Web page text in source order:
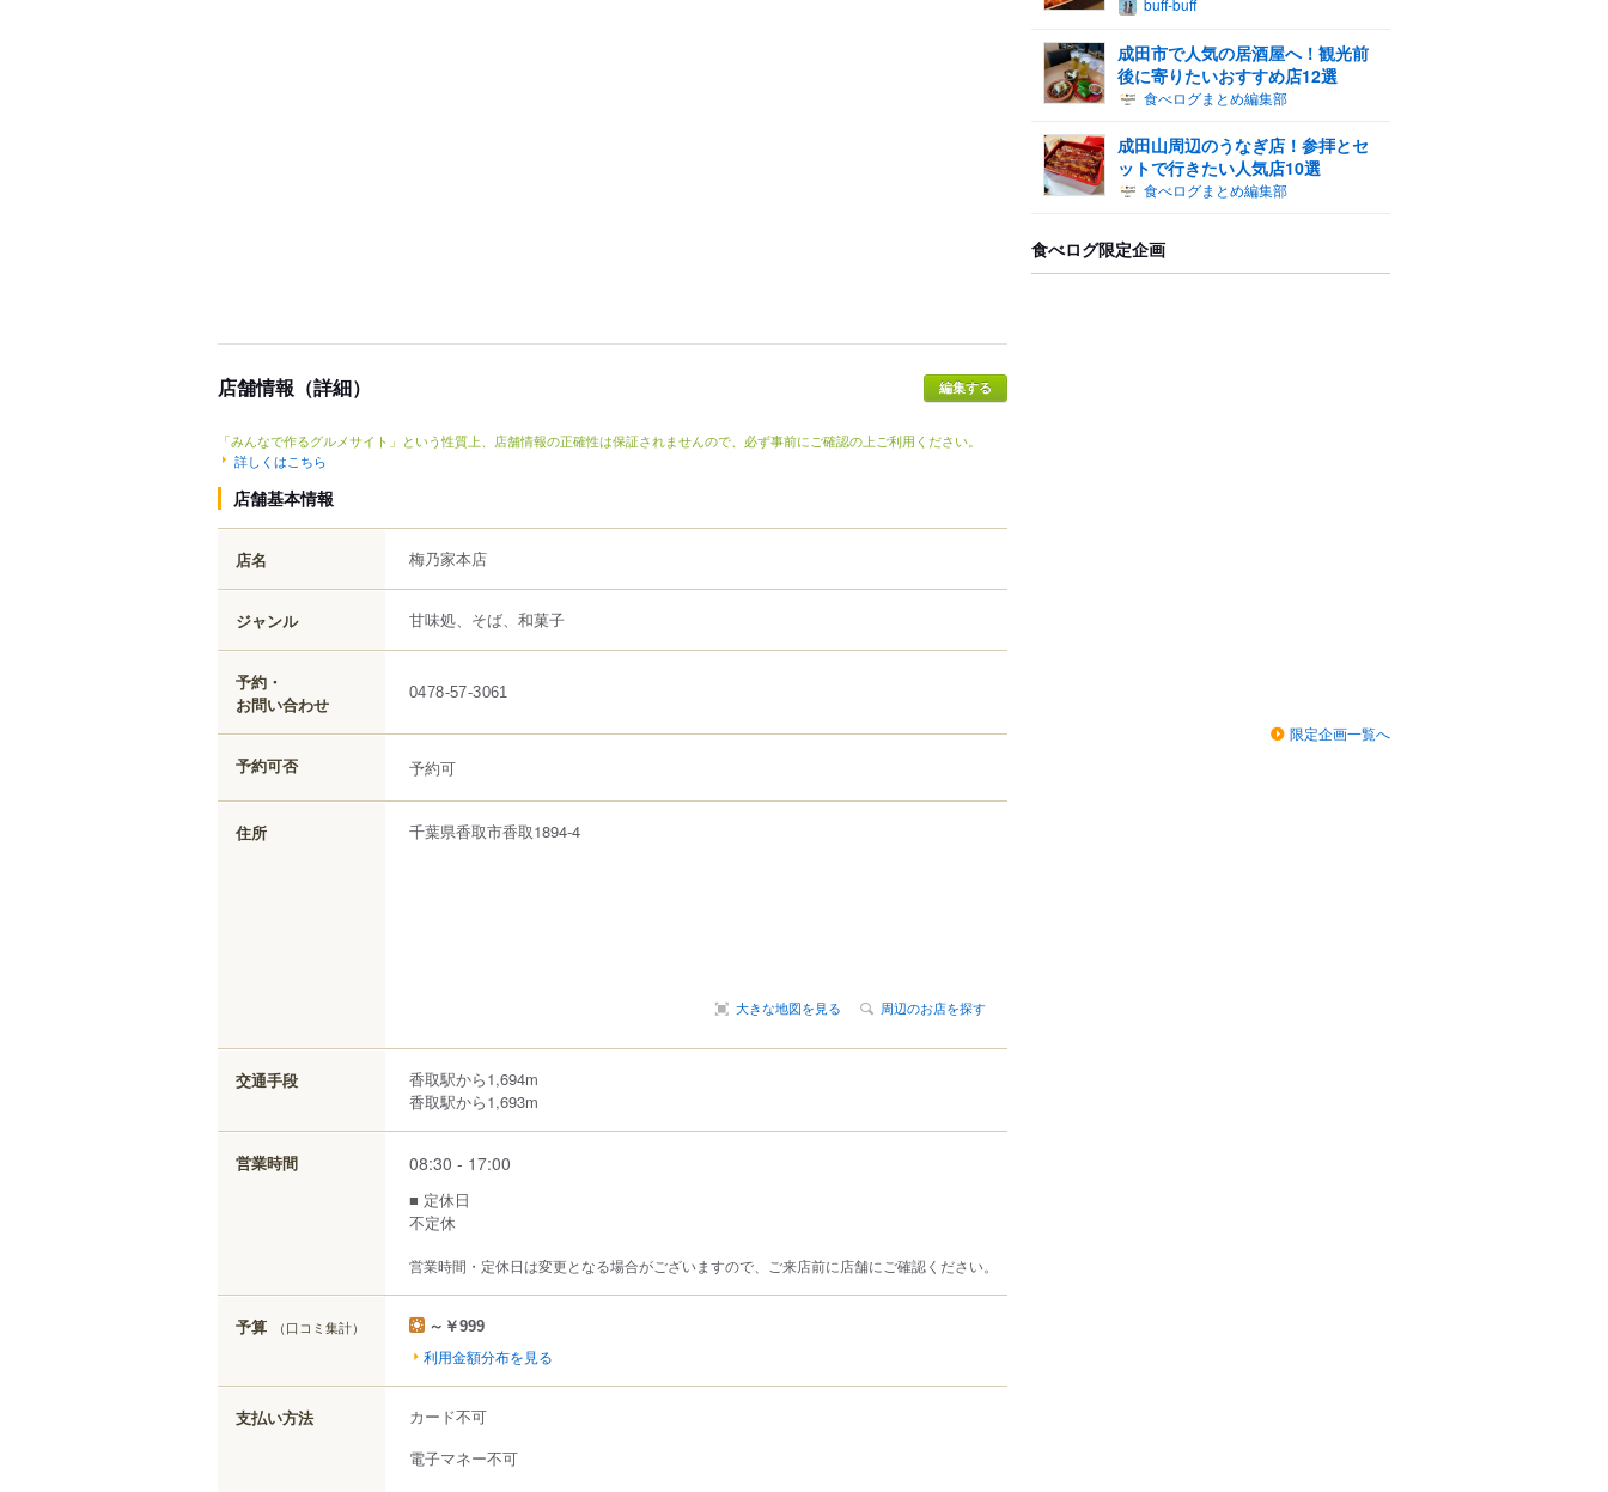
店舗情報（詳細）
「みんなで作るグルメサイト」という性質上、店舗情報の正確性は保証されませんので、必ず事前にご確認の上ご利用ください。
詳しくはこちら
店舗基本情報
店名 梅乃家本店
ジャンル 甘味処、そば、和菓子
予約・
お問い合わせ
0478-57-3061
予約可否 予約可
住所 千葉県香取市香取1894-4
大きな地図を見る 周辺のお店を探す
交通手段
香取駅から1,694m
香取駅から1,693m
営業時間 08:30 - 17:00
■ 定休日
不定休
営業時間・定休日は変更となる場合がございますので、ご来店前に店舗にご確認ください。
予算 （口コミ集計） ～￥999
利用金額分布を見る
支払い方法
カード不可
電子マネー不可
buff-buff
成田市で人気の居酒屋へ！観光前
後に寄りたいおすすめ店12選
食べログまとめ編集部
成田山周辺のうなぎ店！参拝とセ
ットで行きたい人気店10選
食べログまとめ編集部
食べログ限定企画
限定企画一覧へ